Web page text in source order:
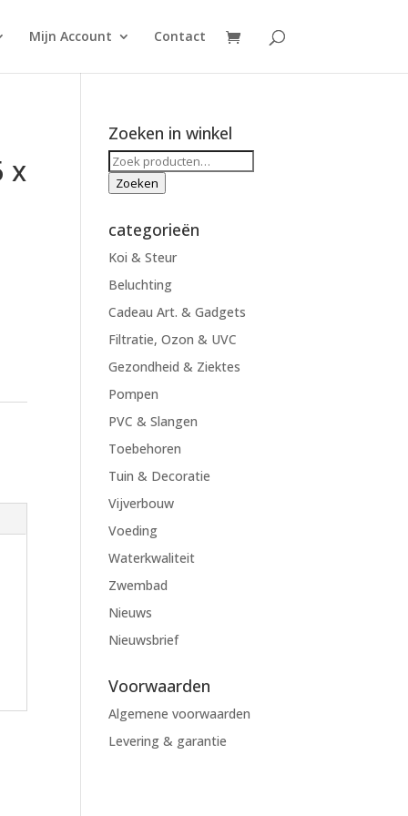
Mijn Account Contact
x
Zoeken in winkel
Zoeken
naar:
Zoeken
categorieën
Koi & Steur
Beluchting
Cadeau Art. & Gadgets
Filtratie, Ozon & UVC
Gezondheid & Ziektes
Pompen
PVC & Slangen
Toebehoren
Tuin & Decoratie
Vijverbouw
Voeding
Waterkwaliteit
Zwembad
Nieuws
Nieuwsbrief
Voorwaarden
Algemene voorwaarden
Levering & garantie